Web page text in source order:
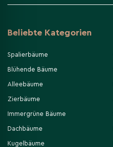
Beliebte Kategorien
Spalierbäume
Blühende Bäume
Alleebäume
Zierbäume
Immergrüne Bäume
Dachbäume
Kugelbäume